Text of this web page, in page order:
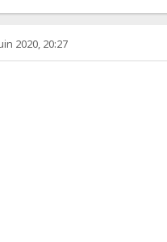
2020, 20:27